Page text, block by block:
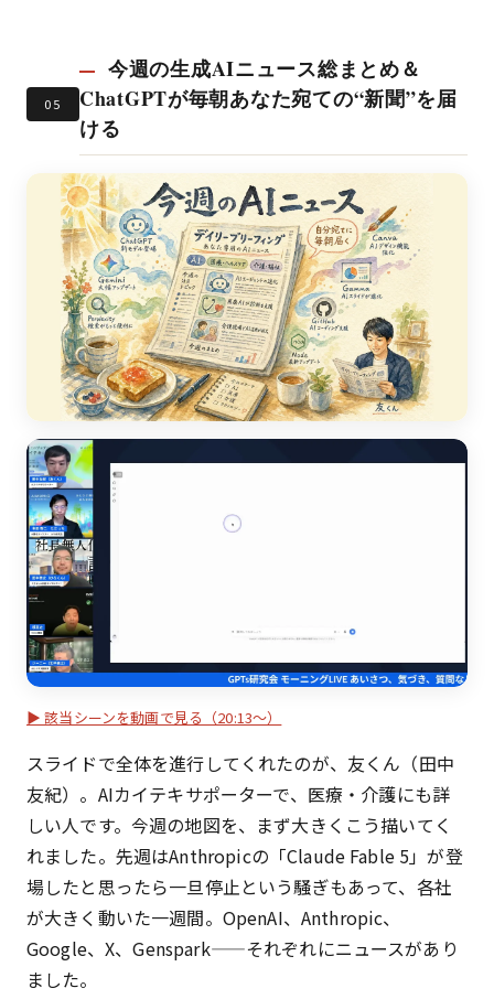
05
今週の生成AIニュース総まとめ＆
ChatGPTが毎朝あなた宛ての“新聞”を届
ける
▶ 該当シーンを動画で見る（20:13〜）
スライドで全体を進行してくれたのが、友くん（田中
友紀）。AIカイテキサポーターで、医療・介護にも詳
しい人です。今週の地図を、まず大きくこう描いてく
れました。先週はAnthropicの「Claude Fable 5」が登
場したと思ったら一旦停止という騒ぎもあって、各社
が大きく動いた一週間。OpenAI、Anthropic、
Google、X、Genspark——それぞれにニュースがあり
ました。